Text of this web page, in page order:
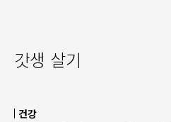
갓생 살기
건강